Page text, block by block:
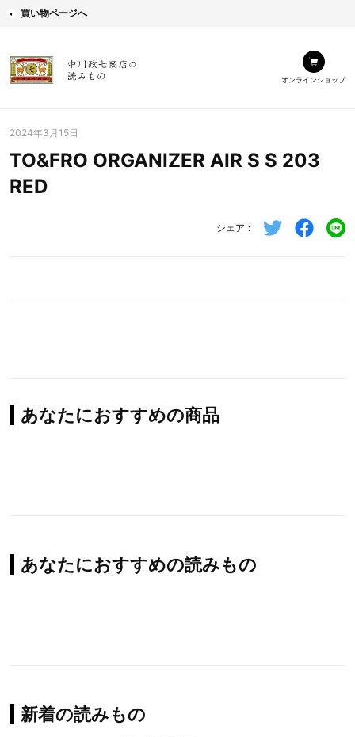
買い物ページへ
オンラインショップ
2024年3月15日
TO&FRO ORGANIZER AIR S S 203
RED
シェア
あなたにおすすめの商品
あなたにおすすめの読みもの
新着の読みもの